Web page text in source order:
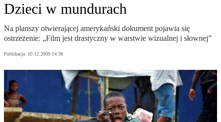
Dzieci w mundurach
Na planszy otwierającej amerykański dokument pojawia się
ostrzeżenie: „Film jest drastyczny w warstwie wizualnej i słownej”
Publikacja: 10.12.2009 14:38